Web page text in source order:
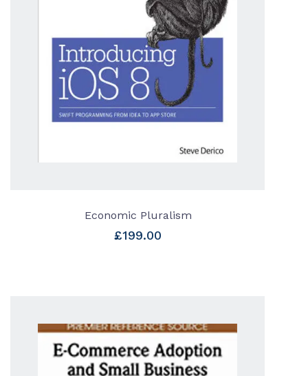
Economic Pluralism
£199.00